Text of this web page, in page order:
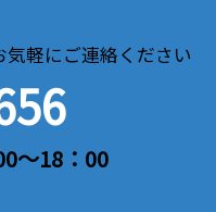
軽にご連絡ください
～18：00